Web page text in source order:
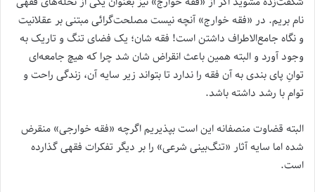
نام بریم. در «فقه خوارج» آنچه نیست مصلحت‌گرائی مبتنی بر عقلانیت
و نگاه جامع‌الاطراف داشتن است! فقه شان؛ یک فضای تنگ و تاریک به
وجود آورد و البته همین باعث انقراض شان شد چرا که هیچ جامعه‏‌ای
توانِ پای بندی به آن فقه را ندارد تا بتواند زیر سایه آن، زندگی راحت و
توام با رشد داشته باشد.
البته قضاوت منصفانه این است بپذیریم اگرچه «فقه خوارجی» منقرض
شده اما سایه آثار «تنگ‌بینی شرعی» را بر دیگر تفکرات فقهی گذارده
است.